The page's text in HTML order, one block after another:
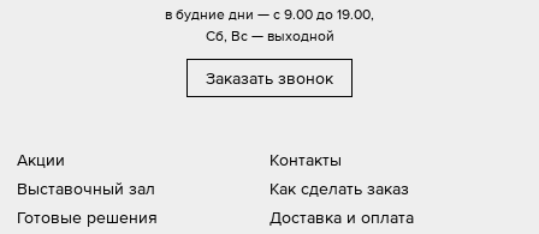
Акции
Выставочный зал
Готовые решения
Контакты
Как сделать заказ
Доставка и оплата
в будние дни — с 9.00 до 19.00,
Сб, Вс — выходной
Заказать звонок